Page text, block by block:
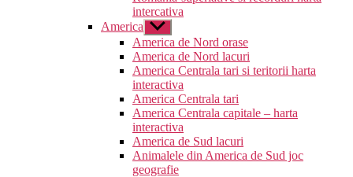
intercativa
America Arată
submeniul
America de Nord orase
America de Nord lacuri
America Centrala tari si teritorii harta
interactiva
America Centrala tari
America Centrala capitale – harta
interactiva
America de Sud lacuri
Animalele din America de Sud joc
geografie